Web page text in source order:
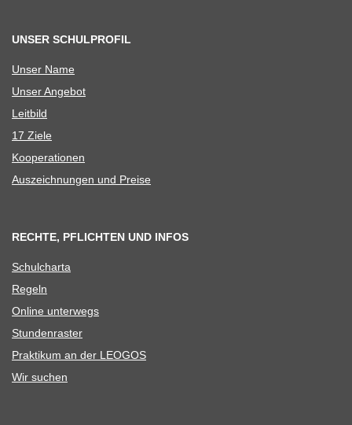
UNSER SCHULPROFIL
Unser Name
Unser Ange­bot
Leit­bild
17 Ziele
Koope­ra­tio­nen
Aus­zeich­nun­gen und Preise
RECHTE, PFLICHTEN UND INFOS
Schul­charta
Regeln
Online unter­wegs
Stun­den­ras­ter
Prak­ti­kum an der LEOGOS
Wir suchen